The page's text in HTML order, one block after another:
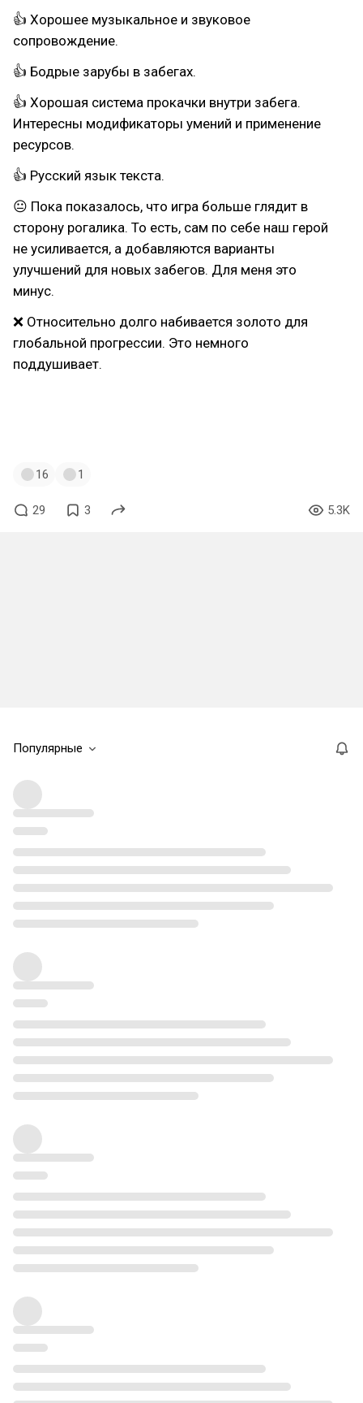
👍 Хорошее музыкальное и звуковое
сопровождение.
👍 Бодрые зарубы в забегах.
👍 Хорошая система прокачки внутри забега.
Интересны модификаторы умений и применение
ресурсов.
👍 Русский язык текста.
😐 Пока показалось, что игра больше глядит в
сторону рогалика. То есть, сам по себе наш герой
не усиливается, а добавляются варианты
улучшений для новых забегов. Для меня это
минус.
❌ Относительно долго набивается золото для
глобальной прогрессии. Это немного
поддушивает.
16 1
29 3 5.3K
Популярные